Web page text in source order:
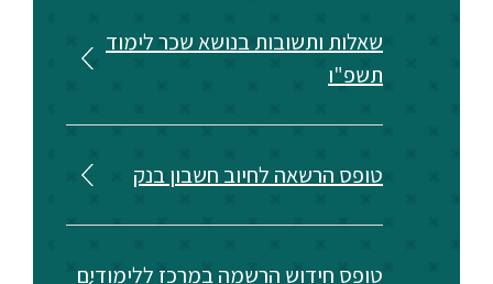
שאלות ותשובות בנושא שכר לימוד
תשפ"ו
טופס הרשאה לחיוב חשבון בנק
טופס חידוש הרשמה במרכז ללימודים